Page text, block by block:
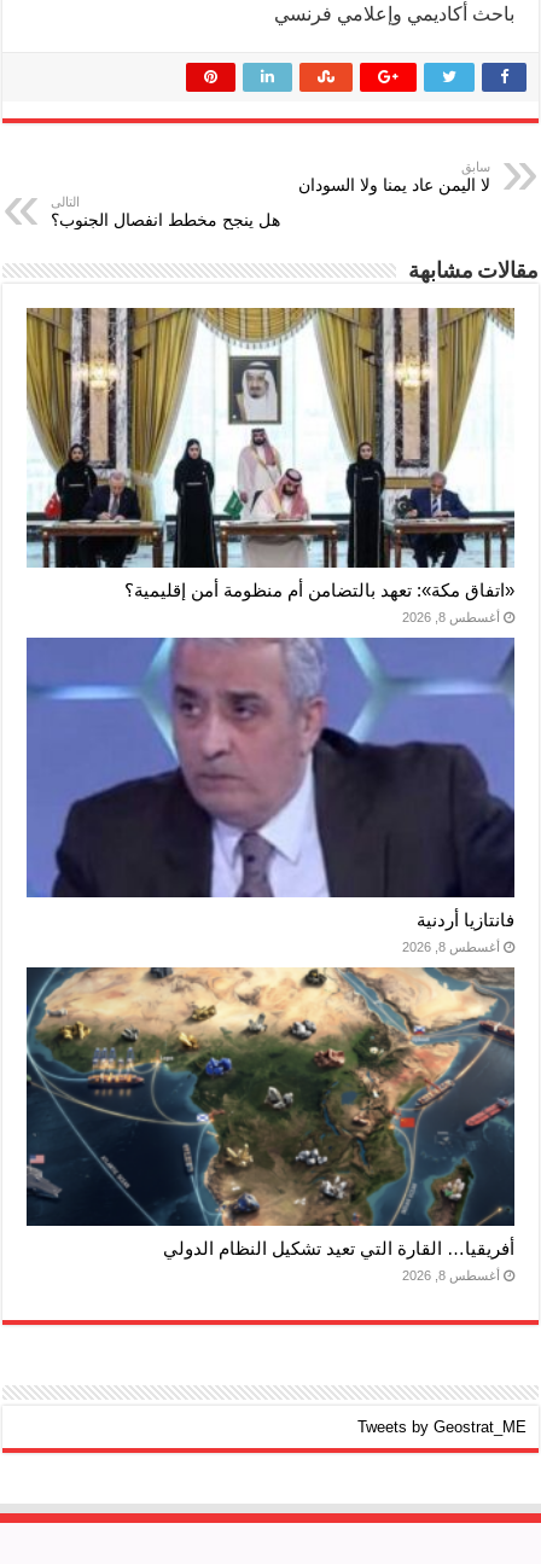
باحث أكاديمي وإعلامي فرنسي
سابق
لا اليمن عاد يمنا ولا السودان
التالى
هل ينجح مخطط انفصال الجنوب؟
مقالات مشابهة
«اتفاق مكة»: تعهد بالتضامن أم منظومة أمن إقليمية؟
أغسطس 8, 2026
فانتازيا أردنية
أغسطس 8, 2026
أفريقيا… القارة التي تعيد تشكيل النظام الدولي
أغسطس 8, 2026
Tweets by Geostrat_ME